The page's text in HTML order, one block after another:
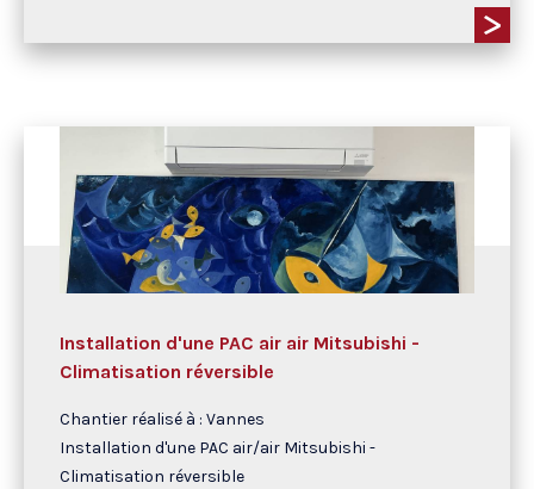
Installation d'une PAC air air Mitsubishi -
Climatisation réversible
Chantier réalisé à : Vannes
Installation d'une PAC air/air Mitsubishi -
Climatisation réversible